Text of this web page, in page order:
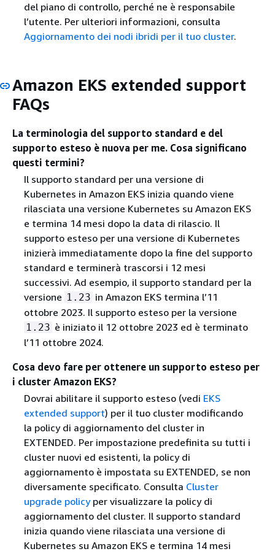
del piano di controllo, perché ne è responsabile
l’utente. Per ulteriori informazioni, consulta
Aggiornamento dei nodi ibridi per il tuo cluster.
Amazon EKS extended support
FAQs
La terminologia del supporto standard e del
supporto esteso è nuova per me. Cosa significano
questi termini?
Il supporto standard per una versione di
Kubernetes in Amazon EKS inizia quando viene
rilasciata una versione Kubernetes su Amazon EKS
e termina 14 mesi dopo la data di rilascio. Il
supporto esteso per una versione di Kubernetes
inizierà immediatamente dopo la fine del supporto
standard e terminerà trascorsi i 12 mesi
successivi. Ad esempio, il supporto standard per la
versione 1.23 in Amazon EKS termina l’11
ottobre 2023. Il supporto esteso per la versione
1.23 è iniziato il 12 ottobre 2023 ed è terminato
l’11 ottobre 2024.
Cosa devo fare per ottenere un supporto esteso per
i cluster Amazon EKS?
Dovrai abilitare il supporto esteso (vedi EKS
extended support) per il tuo cluster modificando
la policy di aggiornamento del cluster in
EXTENDED. Per impostazione predefinita su tutti i
cluster nuovi ed esistenti, la policy di
aggiornamento è impostata su EXTENDED, se non
diversamente specificato. Consulta Cluster
upgrade policyper visualizzare la policy di
aggiornamento del cluster. Il supporto standard
inizia quando viene rilasciata una versione di
Kubernetes su Amazon EKS e termina 14 mesi